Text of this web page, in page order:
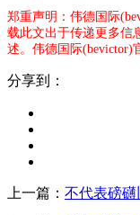
郑重声明：伟德国际
载此文出于传递更多信
述。伟德国际(bevictor)
分享到：
上一篇： 不代表磅礴